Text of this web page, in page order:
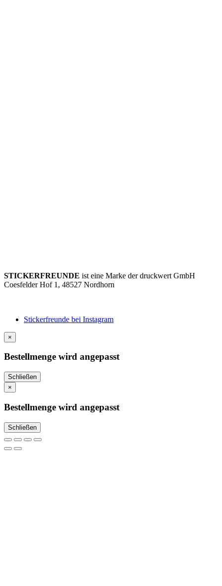
STICKERFREUNDE ist eine Marke der druckwert GmbH
Coesfelder Hof 1, 48527 Nordhorn
Stickerfreunde bei Instagram
×
Bestellmenge wird angepasst
Schließen
×
Bestellmenge wird angepasst
Schließen